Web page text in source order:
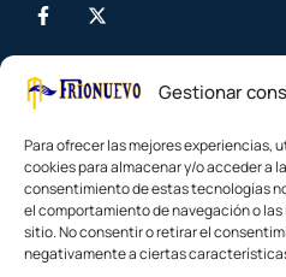
Gestionar
Para ofrecer las mejores experiencias,
cookies para almacenar y/o acceder a
consentimiento de estas tecnologías
el comportamiento de navegación o
sitio. No consentir o retirar el
negativamente a ciertas